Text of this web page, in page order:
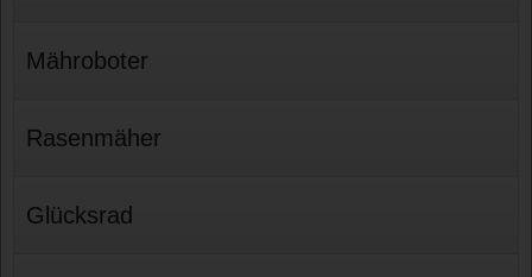
Mähroboter
Rasenmäher
Glücksrad